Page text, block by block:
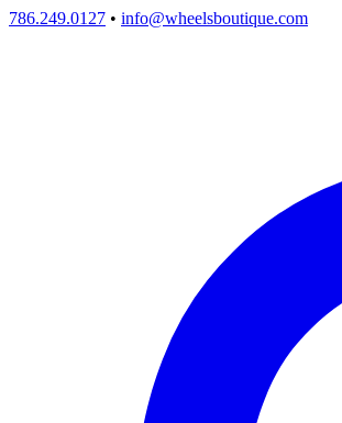
786.249.0127 • info@wheelsboutique.com